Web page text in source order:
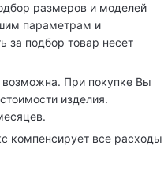
размеров и моделей
параметрам и
за подбор товар несет
возможна. При покупке Вы
изделия.
компенсирует все расходы